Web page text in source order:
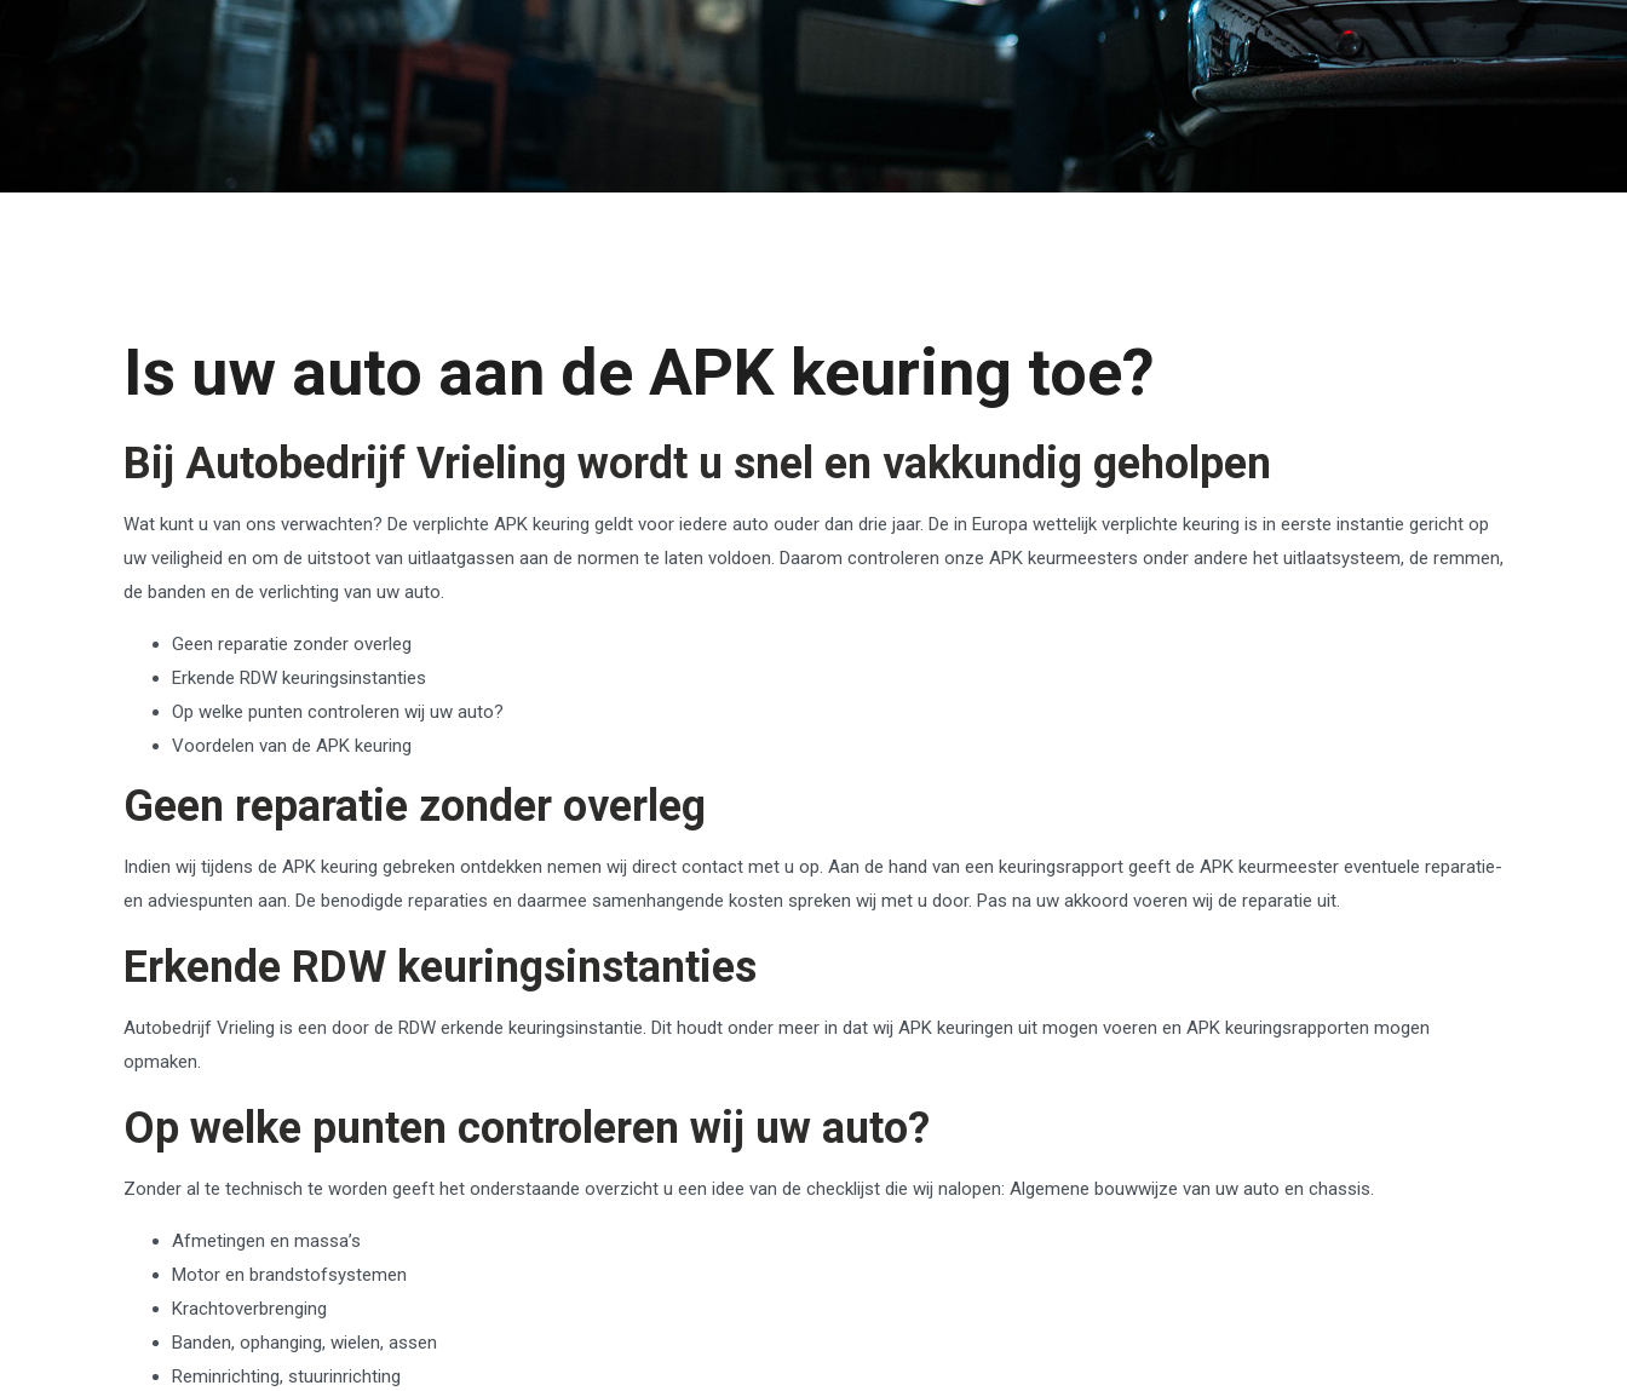
Is uw auto aan de APK keuring toe?
Bij Autobedrijf Vrieling wordt u snel en vakkundig geholpen
Wat kunt u van ons verwachten? De verplichte APK keuring geldt voor iedere auto ouder dan drie jaar. De in Europa wettelijk verplichte keuring is in eerste instantie gericht op
uw veiligheid en om de uitstoot van uitlaatgassen aan de normen te laten voldoen. Daarom controleren onze APK keurmeesters onder andere het uitlaatsysteem, de remmen,
de banden en de verlichting van uw auto.
Geen reparatie zonder overleg
Erkende RDW keuringsinstanties
Op welke punten controleren wij uw auto?
Voordelen van de APK keuring
Geen reparatie zonder overleg
Indien wij tijdens de APK keuring gebreken ontdekken nemen wij direct contact met u op. Aan de hand van een keuringsrapport geeft de APK keurmeester eventuele reparatie-
en adviespunten aan. De benodigde reparaties en daarmee samenhangende kosten spreken wij met u door. Pas na uw akkoord voeren wij de reparatie uit.
Erkende RDW keuringsinstanties
Autobedrijf Vrieling is een door de RDW erkende keuringsinstantie. Dit houdt onder meer in dat wij APK keuringen uit mogen voeren en APK keuringsrapporten mogen
opmaken.
Op welke punten controleren wij uw auto?
Zonder al te technisch te worden geeft het onderstaande overzicht u een idee van de checklijst die wij nalopen: Algemene bouwwijze van uw auto en chassis.
Afmetingen en massa’s
Motor en brandstofsystemen
Krachtoverbrenging
Banden, ophanging, wielen, assen
Reminrichting, stuurinrichting